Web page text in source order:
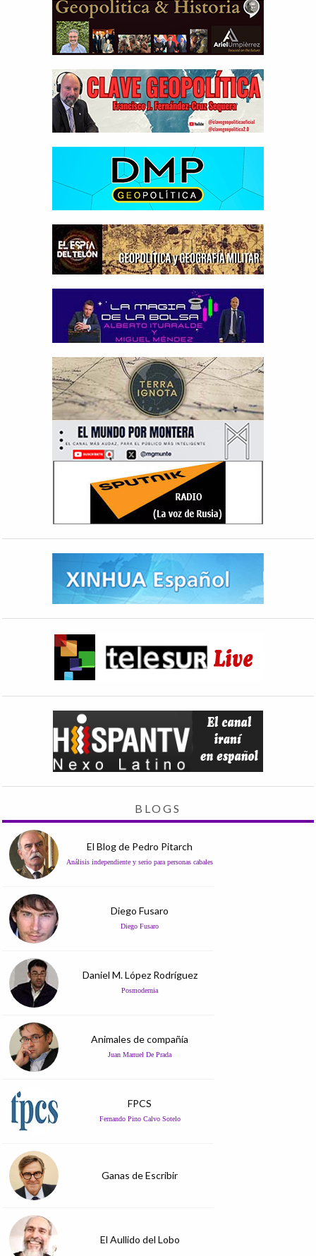
BLOGS
El Blog de Pedro Pitarch
Análisis independiente y serio para personas cabales
Diego Fusaro
Diego Fusaro
Daniel M. López Rodríguez
Posmodernia
Animales de compañía
Juan Manuel De Prada
FPCS
Fernando Pino Calvo Sotelo
Ganas de Escribir
El Aullido del Lobo